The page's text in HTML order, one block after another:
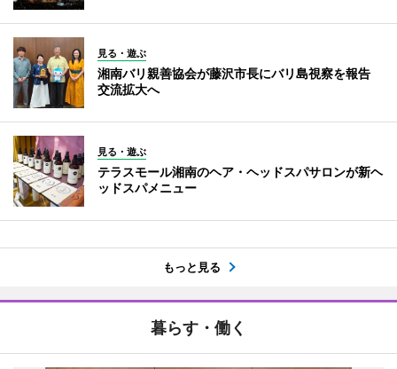
見る・遊ぶ
湘南バリ親善協会が藤沢市長にバリ島視察を報告
交流拡大へ
見る・遊ぶ
テラスモール湘南のヘア・ヘッドスパサロンが新ヘ
ッドスパメニュー
もっと見る
暮らす・働く